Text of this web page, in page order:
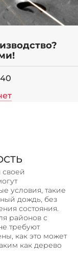
ОБРАЗНЫЙ
своей
условия, такие
дождь, без
состояния.
районов с
требуют
как это может
как дерево